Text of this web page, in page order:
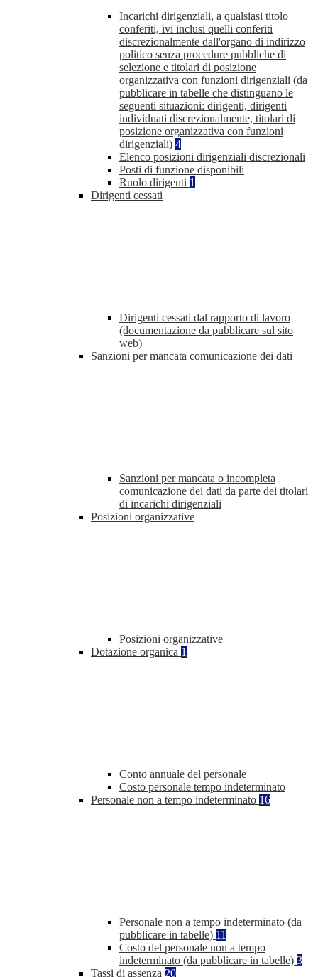
Incarichi dirigenziali, a qualsiasi titolo
conferiti, ivi inclusi quelli conferiti
discrezionalmente dall'organo di indirizzo
politico senza procedure pubbliche di
selezione e titolari di posizione
organizzativa con funzioni dirigenziali (da
pubblicare in tabelle che distinguano le
seguenti situazioni: dirigenti, dirigenti
individuati discrezionalmente, titolari di
posizione organizzativa con funzioni
dirigenziali) 4
Elenco posizioni dirigenziali discrezionali
Posti di funzione disponibili
Ruolo dirigenti 1
Dirigenti cessati
Dirigenti cessati dal rapporto di lavoro
(documentazione da pubblicare sul sito
web)
Sanzioni per mancata comunicazione dei dati
Sanzioni per mancata o incompleta
comunicazione dei dati da parte dei titolari
di incarichi dirigenziali
Posizioni organizzative
Posizioni organizzative
Dotazione organica 1
Conto annuale del personale
Costo personale tempo indeterminato
Personale non a tempo indeterminato 16
Personale non a tempo indeterminato (da
pubblicare in tabelle) 11
Costo del personale non a tempo
indeterminato (da pubblicare in tabelle) 3
Tassi di assenza 20